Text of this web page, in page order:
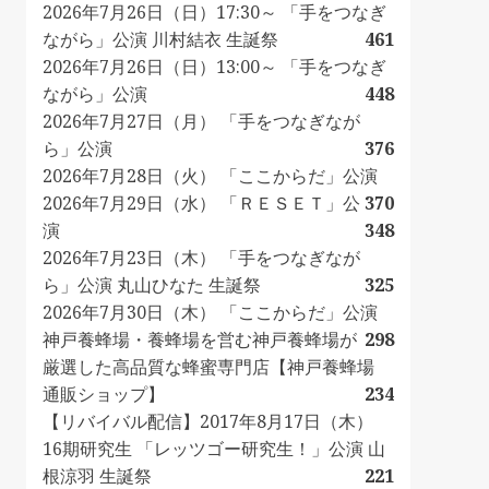
2026年7月26日（日）17:30～ 「手をつなぎ
ながら」公演 川村結衣 生誕祭
461
2026年7月26日（日）13:00～ 「手をつなぎ
ながら」公演
448
2026年7月27日（月） 「手をつなぎなが
ら」公演
376
2026年7月28日（火） 「ここからだ」公演
370
2026年7月29日（水） 「ＲＥＳＥＴ」公
演
348
2026年7月23日（木） 「手をつなぎなが
ら」公演 丸山ひなた 生誕祭
325
2026年7月30日（木） 「ここからだ」公演
298
神戸養蜂場・養蜂場を営む神戸養蜂場が
厳選した高品質な蜂蜜専門店【神戸養蜂場
通販ショップ】
234
【リバイバル配信】2017年8月17日（木）
16期研究生 「レッツゴー研究生！」公演 山
根涼羽 生誕祭
221